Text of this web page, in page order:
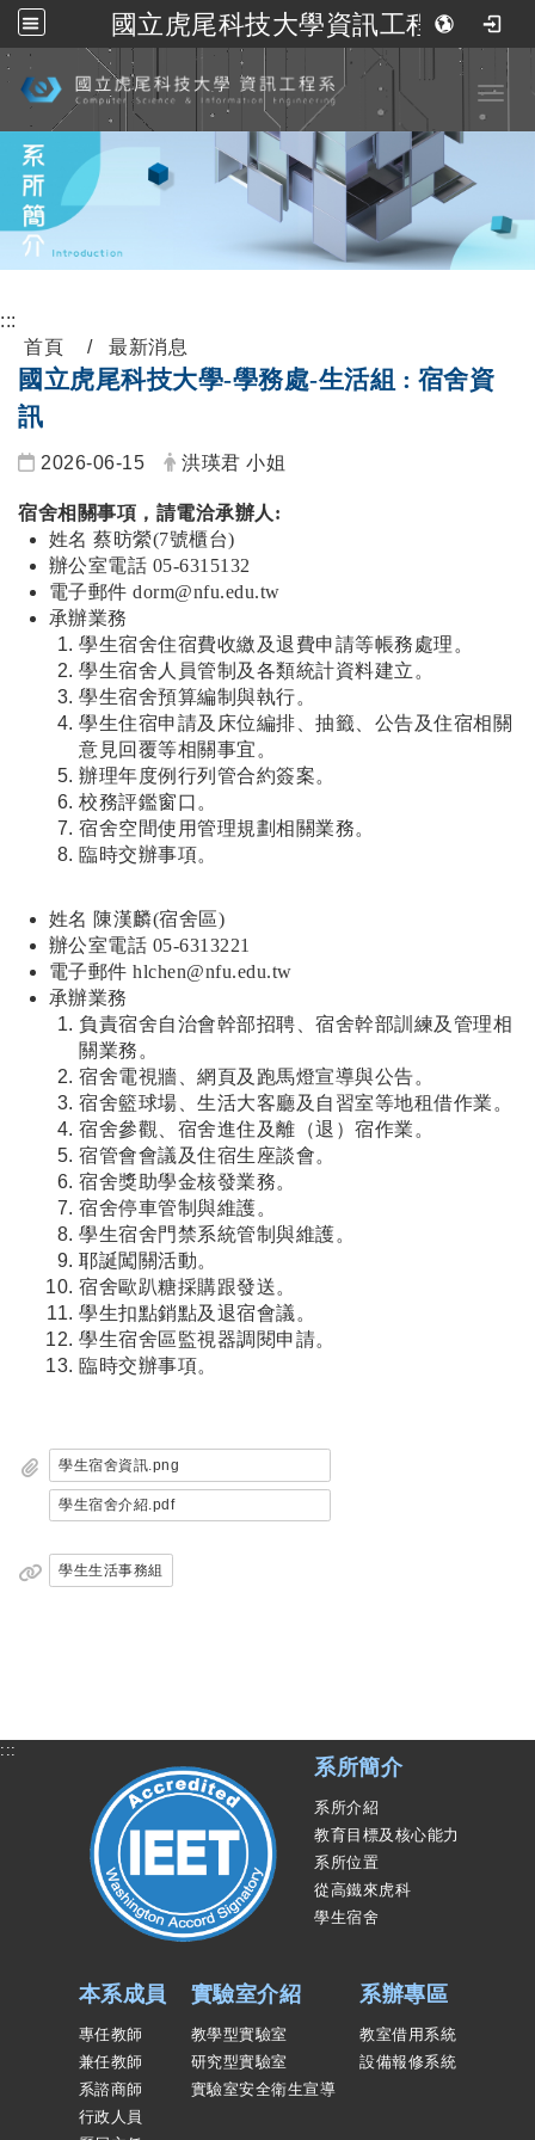
國立虎尾科技大學資訊工程系
跳到主要內容
:::
首頁
最新消息
國立虎尾科技大學-學務處-生活組 : 宿舍資
訊
2026-06-15 洪瑛君 小姐
宿舍相關事項，請電洽承辦人:
姓名 蔡昉縈(7號櫃台)
辦公室電話 05-6315132
電子郵件dorm@nfu.edu.tw
承辦業務
學生宿舍住宿費收繳及退費申請等帳務處理。
學生宿舍人員管制及各類統計資料建立。
學生宿舍預算編制與執行。
學生住宿申請及床位編排、抽籤、公告及住宿相關
意見回覆等相關事宜。
辦理年度例行列管合約簽案。
校務評鑑窗口。
宿舍空間使用管理規劃相關業務。
臨時交辦事項。
姓名 陳漢麟(宿舍區)
辦公室電話 05-6313221
電子郵件hlchen@nfu.edu.tw
承辦業務
負責宿舍自治會幹部招聘、宿舍幹部訓練及管理相
關業務。
宿舍電視牆、網頁及跑馬燈宣導與公告。
宿舍籃球場、生活大客廳及自習室等地租借作業。
宿舍參觀、宿舍進住及離（退）宿作業。
宿管會會議及住宿生座談會。
宿舍獎助學金核發業務。
宿舍停車管制與維護。
學生宿舍門禁系統管制與維護。
耶誕闖關活動。
宿舍歐趴糖採購跟發送。
學生扣點銷點及退宿會議。
學生宿舍區監視器調閱申請。
臨時交辦事項。
學生宿舍資訊.png
學生宿舍介紹.pdf
學生生活事務組
:::
系所簡介
系所介紹
教育目標及核心能力
系所位置
從高鐵來虎科
學生宿舍
本系成員
專任教師
兼任教師
系諮商師
行政人員
實驗室介紹
教學型實驗室
研究型實驗室
實驗室安全衛生宣導
系辦專區
教室借用系統
設備報修系統